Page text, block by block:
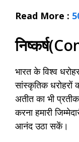
Read More :
भारत के विश्व
सांस्कृतिक धरोहरों
अतीत का भी
करना हमारी
आनंद उठा सकें।